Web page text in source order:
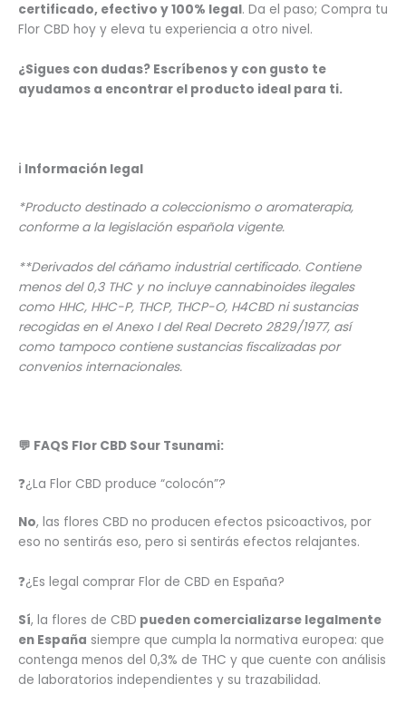
certificado, efectivo y 100% legal. Da el paso; Compra tu
Flor CBD hoy y eleva tu experiencia a otro nivel.
¿Sigues con dudas? Escríbenos y con gusto te
ayudamos a encontrar el producto ideal para ti.
ℹ️ Información legal
*Producto destinado a coleccionismo o aromaterapia,
conforme a la legislación española vigente.
**Derivados del cáñamo industrial certificado. Contiene
menos del 0,3 THC y no incluye cannabinoides ilegales
como HHC, HHC-P, THCP, THCP-O, H4CBD ni sustancias
recogidas en el Anexo I del Real Decreto 2829/1977, así
como tampoco contiene sustancias fiscalizadas por
convenios internacionales.
💬 FAQS Flor CBD Sour Tsunami:
❓¿La Flor CBD produce “colocón”?
No, las flores CBD no producen efectos psicoactivos, por
eso no sentirás eso, pero si sentirás efectos relajantes.
❓¿Es legal comprar Flor de CBD en España?
Sí, la flores de CBD pueden comercializarse legalmente
en España siempre que cumpla la normativa europea: que
contenga menos del 0,3% de THC y que cuente con análisis
de laboratorios independientes y su trazabilidad.